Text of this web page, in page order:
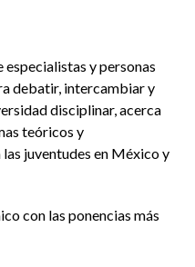
y personas
debatir, intercambiar y
disciplinar, acerca
teóricos y
juventudes en México y
con las ponencias más